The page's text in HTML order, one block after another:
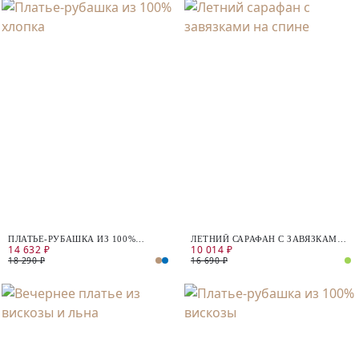
ПЛАТЬЕ-РУБАШКА ИЗ 100%
ХЛОПКА
14 632 ₽
18 290 ₽
ЛЕТНИЙ САРАФАН С ЗАВЯЗКАМИ
НА СПИНЕ
10 014 ₽
16 690 ₽